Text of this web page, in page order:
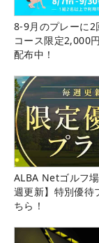
8-9月のプレーに2
コース限定2,000
配布中！
ALBA Netゴルフ
週更新】特別優待
ちら！